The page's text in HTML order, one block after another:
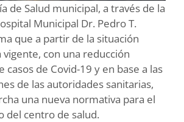
de Salud municipal, a través de la
Municipal Dr. Pedro T.
que a partir de la situación
con una reducción
casos de Covid-19 y en base a las
de las autoridades sanitarias,
una nueva normativa para el
del centro de salud.